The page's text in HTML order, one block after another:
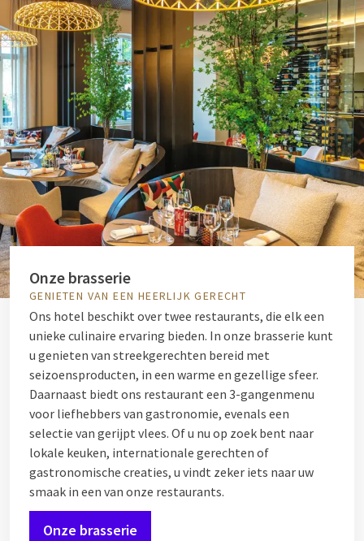
Onze brasserie
GENIETEN VAN EEN HEERLIJK GERECHT
Ons hotel beschikt over twee restaurants, die elk een
unieke culinaire ervaring bieden. In onze brasserie kunt
u genieten van streekgerechten bereid met
seizoensproducten, in een warme en gezellige sfeer.
Daarnaast biedt ons restaurant een 3-gangenmenu
voor liefhebbers van gastronomie, evenals een
selectie van gerijpt vlees. Of u nu op zoek bent naar
lokale keuken, internationale gerechten of
gastronomische creaties, u vindt zeker iets naar uw
smaak in een van onze restaurants.
Onze brasserie